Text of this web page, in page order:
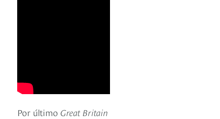
Por último Great Britain